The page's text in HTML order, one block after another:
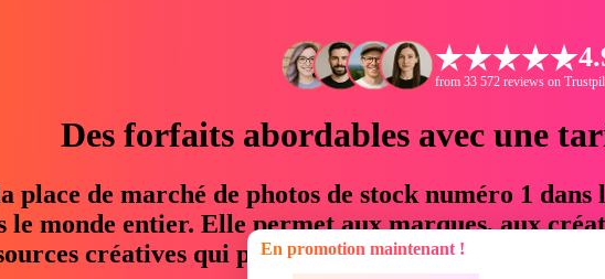
from 33 572 reviews on
Des forfaits abordables avec une
place de marché de photos de stock numéro 1
le monde entier. Elle permet aux marques, aux
créatives qui permettent d'économiser
En promotion maintenant !